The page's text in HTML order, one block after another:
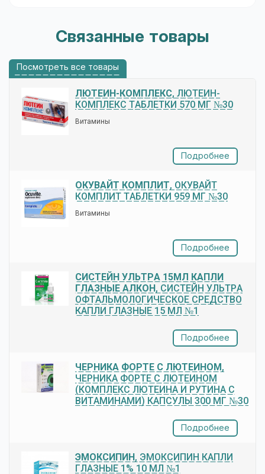
Связанные товары
Посмотреть все товары
ЛЮТЕИН-КОМПЛЕКС, ЛЮТЕИН-
КОМПЛЕКС ТАБЛЕТКИ 570 МГ №30
Витамины
Подробнее
ОКУВАЙТ КОМПЛИТ, ОКУВАЙТ
КОМПЛИТ ТАБЛЕТКИ 959 МГ №30
Витамины
Подробнее
СИСТЕЙН УЛЬТРА 15МЛ КАПЛИ
ГЛАЗНЫЕ АЛКОН , СИСТЕЙН УЛЬТРА
ОФТАЛЬМОЛОГИЧЕСКОЕ СРЕДСТВО
КАПЛИ ГЛАЗНЫЕ 15 МЛ №1
Подробнее
ЧЕРНИКА ФОРТЕ С ЛЮТЕИНОМ ,
ЧЕРНИКА ФОРТЕ С ЛЮТЕИНОМ
(КОМПЛЕКС ЛЮТЕИНА И РУТИНА С
ВИТАМИНАМИ) КАПСУЛЫ 300 МГ №30
Подробнее
ЭМОКСИПИН , ЭМОКСИПИН КАПЛИ
ГЛАЗНЫЕ 1% 10 МЛ №1